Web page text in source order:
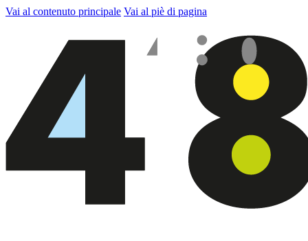
Vai al contenuto principale Vai al piè di pagina